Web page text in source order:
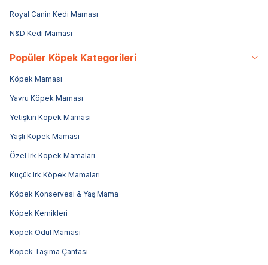
Royal Canin Kedi Maması
N&D Kedi Maması
Popüler Köpek Kategorileri
Köpek Maması
Yavru Köpek Maması
Yetişkin Köpek Maması
Yaşlı Köpek Maması
Özel Irk Köpek Mamaları
Küçük Irk Köpek Mamaları
Köpek Konservesi & Yaş Mama
Köpek Kemikleri
Köpek Ödül Maması
Köpek Taşıma Çantası